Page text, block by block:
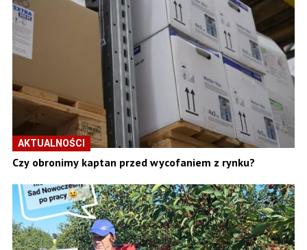
AKTUALNOŚCI
Czy obronimy kaptan przed wycofaniem z rynku?